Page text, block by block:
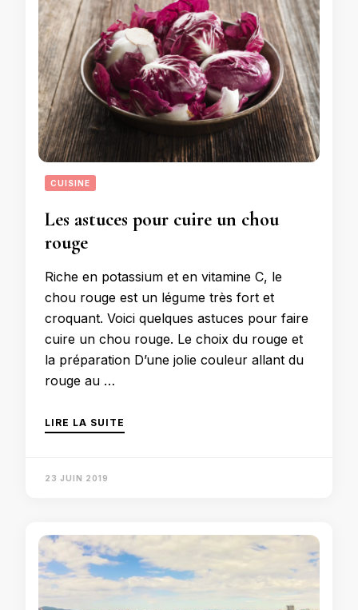
CUISINE
Les astuces pour cuire un chou
rouge
Riche en potassium et en vitamine C, le
chou rouge est un légume très fort et
croquant. Voici quelques astuces pour faire
cuire un chou rouge. Le choix du rouge et
la préparation D’une jolie couleur allant du
rouge au …
LIRE LA SUITE
23 JUIN 2019